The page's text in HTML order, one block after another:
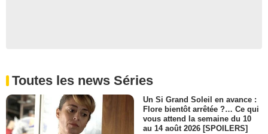
Toutes les news Séries
Un Si Grand Soleil en avance :
Flore bientôt arrêtée ?… Ce qui
vous attend la semaine du 10
au 14 août 2026 [SPOILERS]